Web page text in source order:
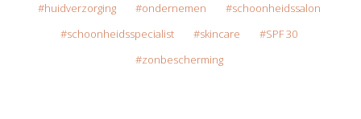
huidverzorging
ondernemen
schoonheidssalon
schoonheidsspecialist
skincare
SPF 30
zonbescherming